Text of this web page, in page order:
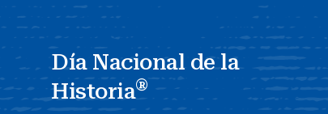
Día Nacional de la
Historia®